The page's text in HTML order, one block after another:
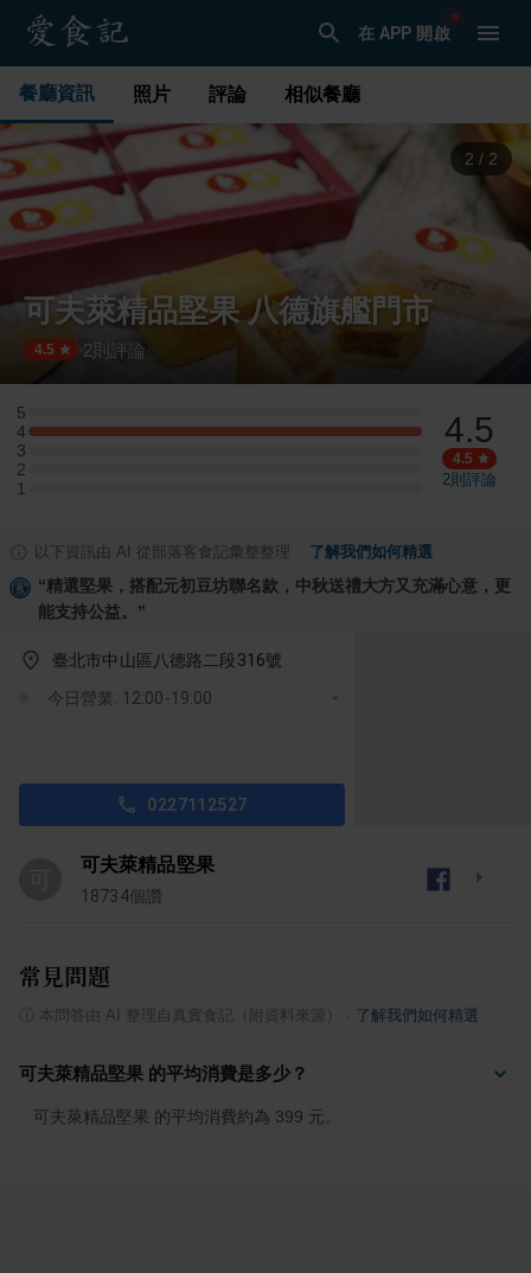
在 APP 開啟
餐廳資訊 照片 評論 相似餐廳
1 / 2
可夫萊精品堅果 八德旗艦門市
4.5 2 則評論
5
5 星：0 則評論
4
4 星：1 則評論
3
3 星：0 則評論
2
2 星：0 則評論
1
1 星：0 則評論
4.5
4.5
2則評論
以下資訊由 AI 從部落客食記彙整整理 了解我們如何精選
“精選堅果，搭配元初豆坊聯名款，中秋送禮大方又充滿心意，更
能支持公益。 ”
臺北市中山區八德路二段316號
今日營業: 12:00-19:00
0227112527
可夫萊精品堅果
18734個讚
常見問題
本問答由 AI 整理自真實食記（附資料來源） 了解我們如何精選
可夫萊精品堅果 的平均消費是多少？
可夫萊精品堅果 的平均消費約為 399 元。